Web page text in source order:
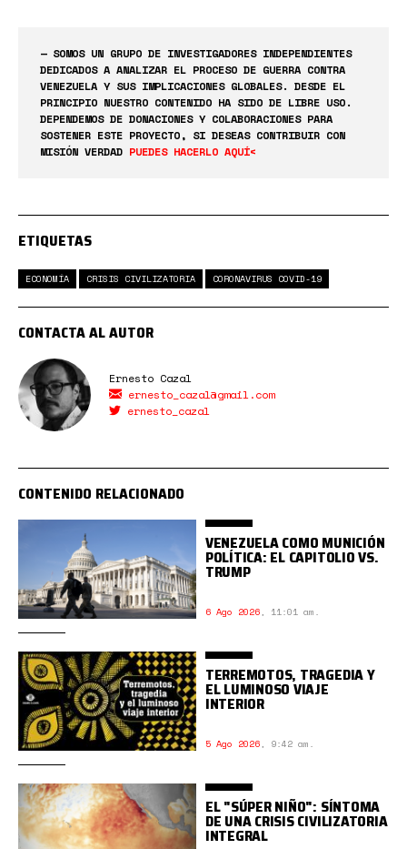
— SOMOS UN GRUPO DE INVESTIGADORES INDEPENDIENTES
DEDICADOS A ANALIZAR EL PROCESO DE GUERRA CONTRA
VENEZUELA Y SUS IMPLICACIONES GLOBALES. DESDE EL
PRINCIPIO NUESTRO CONTENIDO HA SIDO DE LIBRE USO.
DEPENDEMOS DE DONACIONES Y COLABORACIONES PARA
SOSTENER ESTE PROYECTO, SI DESEAS CONTRIBUIR CON
MISIÓN VERDAD PUEDES HACERLO AQUÍ<
ETIQUETAS
ECONOMÍA CRISIS CIVILIZATORIA CORONAVIRUS COVID-19
CONTACTA AL AUTOR
Ernesto Cazal
ernesto_cazal@gmail.com
ernesto_cazal
CONTENIDO RELACIONADO
VENEZUELA COMO MUNICIÓN
POLÍTICA: EL CAPITOLIO VS.
TRUMP
6 Ago 2026, 11:01 am.
TERREMOTOS, TRAGEDIA Y
EL LUMINOSO VIAJE
INTERIOR
5 Ago 2026, 9:42 am.
EL "SÚPER NIÑO": SÍNTOMA
DE UNA CRISIS CIVILIZATORIA
INTEGRAL